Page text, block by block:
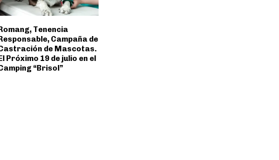
Tenencia
Campaña de
de Mascotas.
Próximo 19 de julio en el
“Brisol”